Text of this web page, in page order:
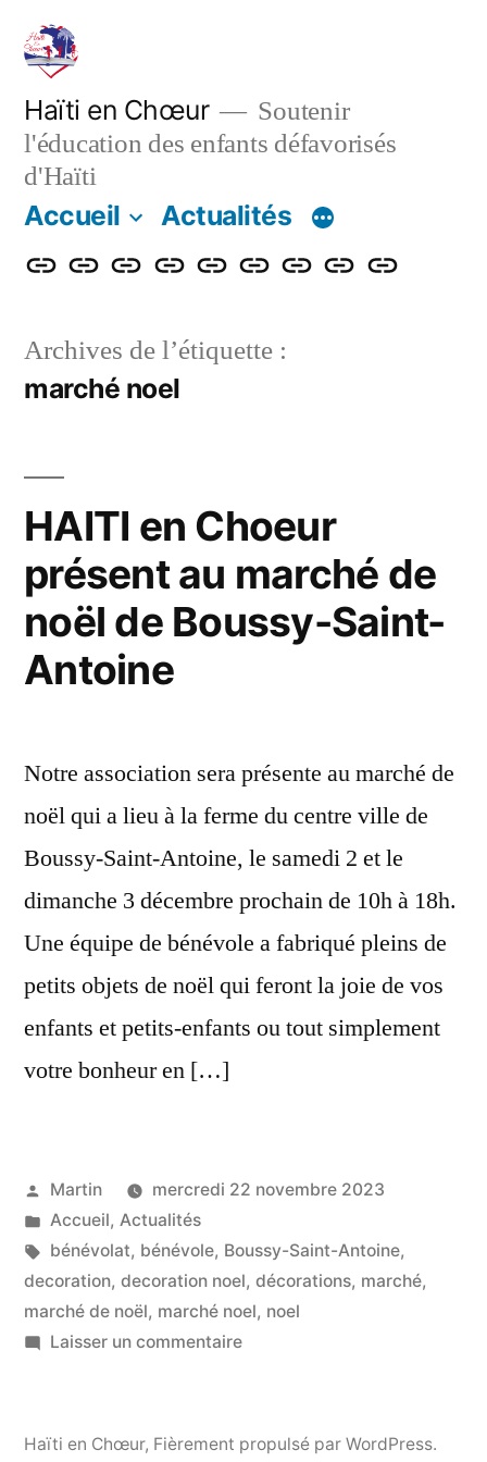
Aller
contenu
Haïti en Chœur
Soutenir
l'éducation des enfants défavorisés
d'Haïti
Accueil Actualités
AccueilActualités
Nos Adhérer
Faire
don
NotreLe
Contact
Projet
l’Institution
Notre
Archives de l’étiquette :
marché noel
HAITI en Choeur
présent au marché de
noël de Boussy-Saint-
Antoine
Notre association sera présente au marché de
noël qui a lieu à la ferme du centre ville de
Boussy-Saint-Antoine, le samedi 2 et le
dimanche 3 décembre prochain de 10h à 18h.
Une équipe de bénévole a fabriqué pleins de
petits objets de noël qui feront la joie de vos
enfants et petits-enfants ou tout simplement
votre bonheur en […]
Publié
par
Martin
mercredi 22 novembre 2023
Publié
dans
Accueil, Actualités
Étiquettes :
bénévolat, bénévole, Boussy-Saint-Antoine,
decoration, decoration noel, décorations, marché,
marché de noël, marché noel, noel
Laisser un commentairesur
Choeur
Haïti en Chœur, Fièrement propulsé par WordPress.